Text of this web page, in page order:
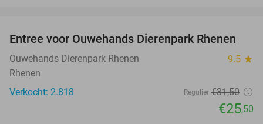
19%
TODAY
Entree voor Ouwehands Dierenpark Rhenen
Ouwehands Dierenpark Rhenen 9.5 star
Rhenen
Verkocht: 2.818
Regulier €31,50
€25,50